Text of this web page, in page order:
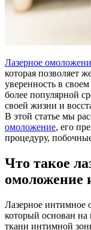
Лазерное
которая позволяет
уверенность в
более популярной
своей жизни и
В этой статье мы
омоложение, его
процедуру,
Что такое
омоложение
Лазерное интимное
который основан на
ткани интимной